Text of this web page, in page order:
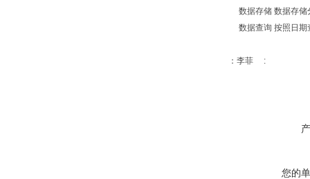
数据存储 数据存储
数据查询 按照日期
：李菲 :
您的